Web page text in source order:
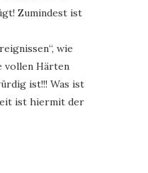
Zumindest ist
wie
vollen Härten
ist!!! Was ist
ist hiermit der